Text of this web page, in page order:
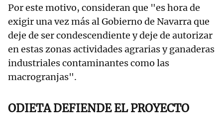
Por este motivo, consideran que "es hora de
exigir una vez más al Gobierno de Navarra que
deje de ser condescendiente y deje de autorizar
en estas zonas actividades agrarias y ganaderas
industriales contaminantes como las
macrogranjas".
ODIETA DEFIENDE EL PROYECTO